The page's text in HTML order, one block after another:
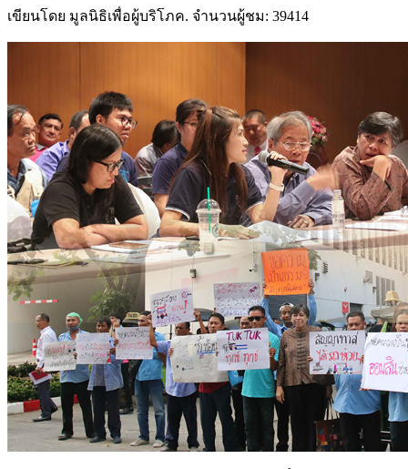
เขียนโดย มูลนิธิเพื่อผู้บริโภค. จำนวนผู้ชม: 39414